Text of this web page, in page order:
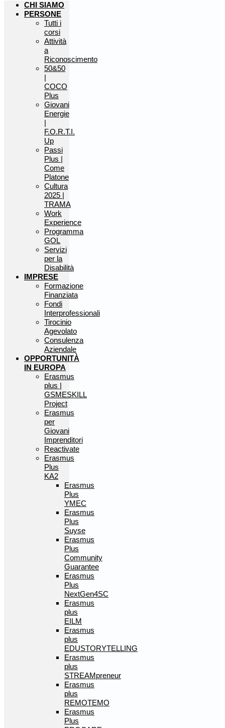
CHI SIAMO
PERSONE
Tutti i
corsi
Attività
a
Riconoscimento
50&50
|
COCO
Plus
Giovani
Energie
|
F.O.R.T.I.
Up
Passi
Plus |
Come
Platone
Cultura
2025 |
TRAMA
Work
Experience
Programma
GOL
Servizi
per la
Disabilità
IMPRESE
Formazione
Finanziata
Fondi
Interprofessionali
Tirocinio
Agevolato
Consulenza
Aziendale
OPPORTUNITÀ
IN EUROPA
Erasmus
plus |
GSMESKILL
Project
Erasmus
per
Giovani
Imprenditori
Reactivate
Erasmus
Plus
KA2
Erasmus
Plus
YMEC
Erasmus
Plus
Suyse
Erasmus
Plus
Community
Guarantee
Erasmus
Plus
NextGen4SC
Erasmus
plus
EILM
Erasmus
plus
EDUSTORYTELLING
Erasmus
plus
STREAMpreneur
Erasmus
plus
REMOTEMO
Erasmus
Plus